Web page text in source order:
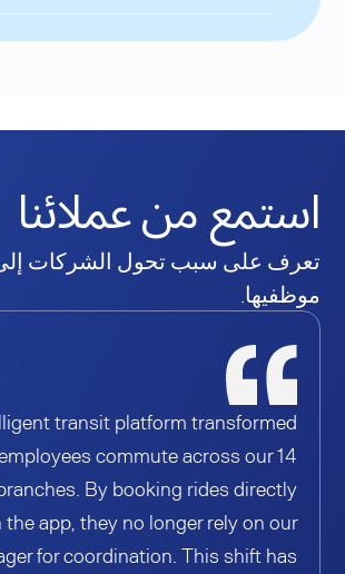
استمع من عملائنا
موظفيها.
transit platform transformed
commute across our 14
By booking rides directly
app, they no longer rely on our
for coordination. This shift has